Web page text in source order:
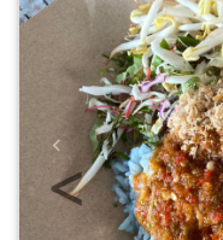
Previous
KESIHATAN(80)
PERNIAGAAN
RUNCIT(1)
FESYEN
WANITA(0)